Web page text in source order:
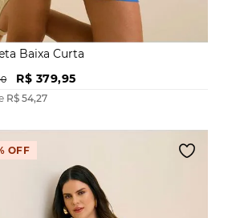
Baixa Curta
R$ 379,95
R$ 54,27
OFF